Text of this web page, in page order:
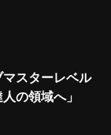
スターレベル
の領域へ」